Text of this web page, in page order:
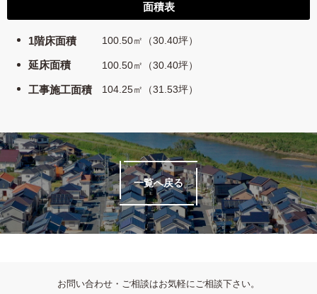
面積表
1階床面積 100.50㎡（30.40坪）
延床面積 100.50㎡（30.40坪）
工事施工面積 104.25㎡（31.53坪）
一覧へ戻る
お問い合わせ・ご相談はお気軽にご相談下さい。